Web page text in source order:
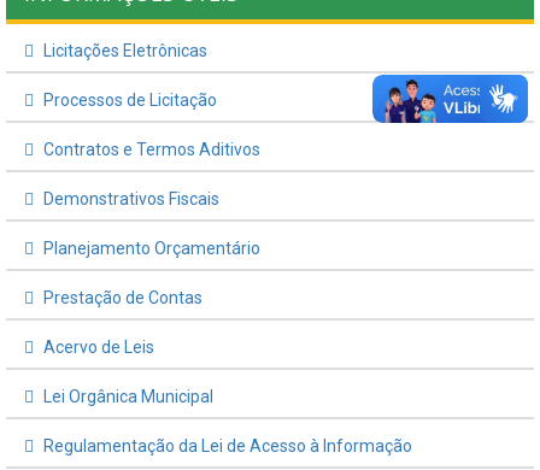
Licitações Eletrônicas
Processos de Licitação
Contratos e Termos Aditivos
Demonstrativos Fiscais
Planejamento Orçamentário
Prestação de Contas
Acervo de Leis
Lei Orgânica Municipal
Regulamentação da Lei de Acesso à Informação